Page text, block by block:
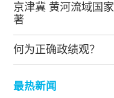
京津冀 黄河流域国
著
何为正确政绩观？
最热新闻